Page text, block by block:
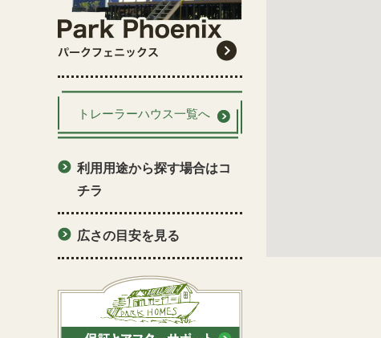
トレーラーハウス一覧へ
利用用途から探す場合はコ
チラ
広さの目安を見る